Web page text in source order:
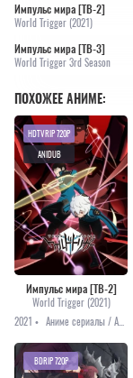
Импульс мира [ТВ-2]
World Trigger (2021)
Импульс мира [ТВ-3]
World Trigger 3rd Season
ПОХОЖЕЕ АНИМЕ:
Импульс мира [ТВ-2]
World Trigger (2021)
2021 •
HDTVRIP 720P
ANIDUB
BDRIP 720P